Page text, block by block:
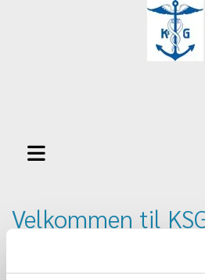
Velkommen til
Idrætsforening